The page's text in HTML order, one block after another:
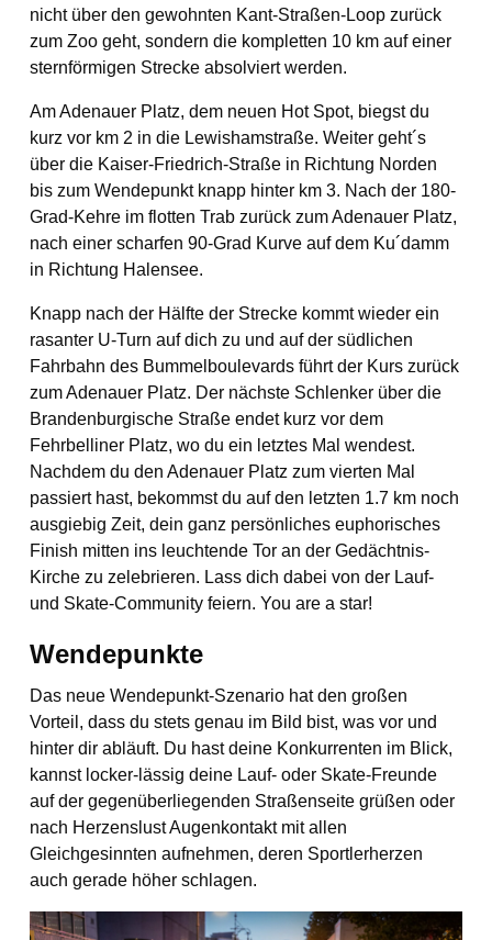
nicht über den gewohnten Kant-Straßen-Loop zurück
zum Zoo geht, sondern die kompletten 10 km auf einer
sternförmigen Strecke absolviert werden.
Am Adenauer Platz, dem neuen Hot Spot, biegst du
kurz vor km 2 in die Lewishamstraße. Weiter geht´s
über die Kaiser-Friedrich-Straße in Richtung Norden
bis zum Wendepunkt knapp hinter km 3. Nach der 180-
Grad-Kehre im flotten Trab zurück zum Adenauer Platz,
nach einer scharfen 90-Grad Kurve auf dem Ku´damm
in Richtung Halensee.
Knapp nach der Hälfte der Strecke kommt wieder ein
rasanter U-Turn auf dich zu und auf der südlichen
Fahrbahn des Bummelboulevards führt der Kurs zurück
zum Adenauer Platz. Der nächste Schlenker über die
Brandenburgische Straße endet kurz vor dem
Fehrbelliner Platz, wo du ein letztes Mal wendest.
Nachdem du den Adenauer Platz zum vierten Mal
passiert hast, bekommst du auf den letzten 1.7 km noch
ausgiebig Zeit, dein ganz persönliches euphorisches
Finish mitten ins leuchtende Tor an der Gedächtnis-
Kirche zu zelebrieren. Lass dich dabei von der Lauf-
und Skate-Community feiern. You are a star!
Wendepunkte
Das neue Wendepunkt-Szenario hat den großen
Vorteil, dass du stets genau im Bild bist, was vor und
hinter dir abläuft. Du hast deine Konkurrenten im Blick,
kannst locker-lässig deine Lauf- oder Skate-Freunde
auf der gegenüberliegenden Straßenseite grüßen oder
nach Herzenslust Augenkontakt mit allen
Gleichgesinnten aufnehmen, deren Sportlerherzen
auch gerade höher schlagen.